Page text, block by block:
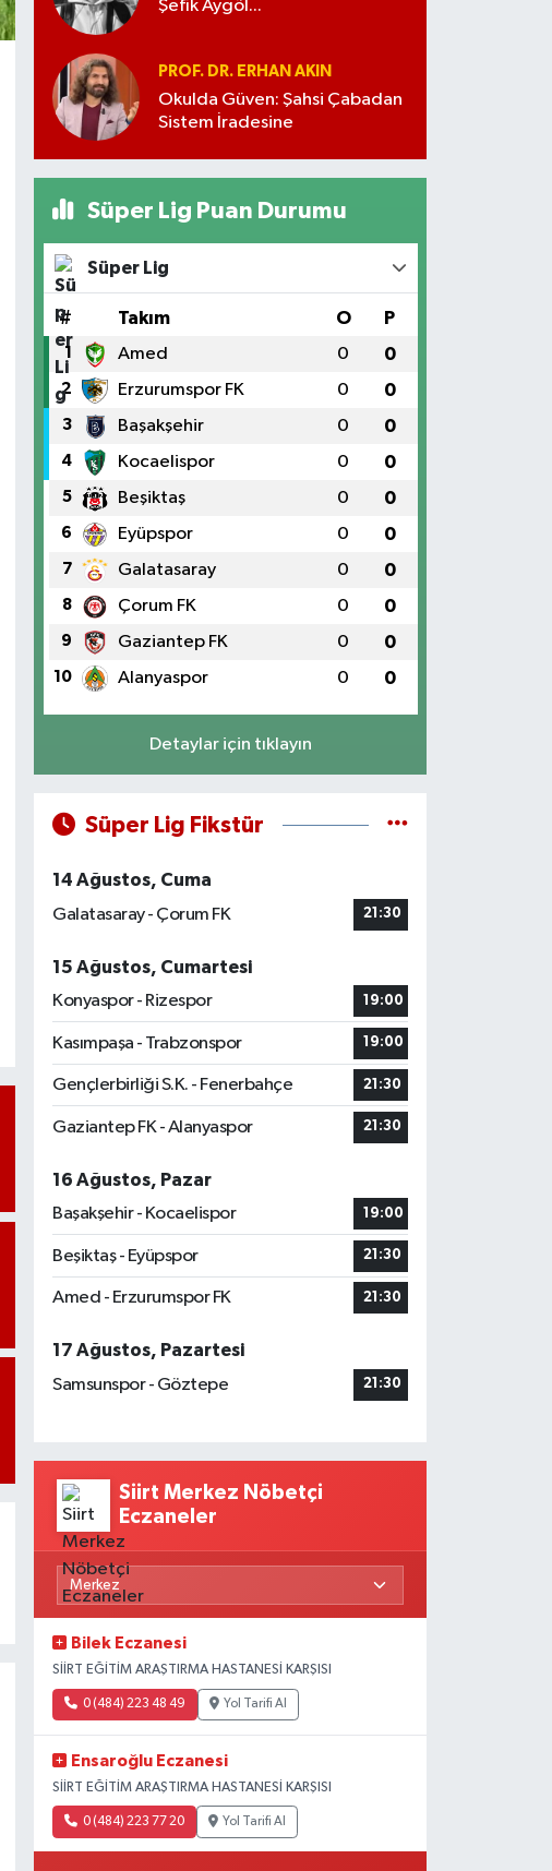
Şefik Aygöl...
PROF. DR. ERHAN AKIN
Okulda Güven: Şahsi Çabadan
Sistem İradesine
Süper Lig Puan Durumu
Süper Lig
# Takım O P
1 Amed 0 0
2 Erzurumspor FK 0 0
3 Başakşehir 0 0
4 Kocaelispor 0 0
5 Beşiktaş 0 0
6 Eyüpspor 0 0
7 Galatasaray 0 0
8 Çorum FK 0 0
9 Gaziantep FK 0 0
10 Alanyaspor 0 0
Detaylar için tıklayın
Süper Lig Fikstür
14 Ağustos, Cuma
Galatasaray - Çorum FK
21:30
15 Ağustos, Cumartesi
Konyaspor - Rizespor
19:00
Kasımpaşa - Trabzonspor 19:00
Gençlerbirliği S.K. - Fenerbahçe 21:30
Gaziantep FK - Alanyaspor 21:30
16 Ağustos, Pazar
Başakşehir - Kocaelispor
19:00
Beşiktaş - Eyüpspor 21:30
Amed - Erzurumspor FK 21:30
17 Ağustos, Pazartesi
Samsunspor - Göztepe
21:30
Siirt Merkez Nöbetçi
Eczaneler
Bilek Eczanesi
SİİRT EĞİTİM ARAŞTIRMA HASTANESİ KARŞISI
0 (484) 223 48 49 Yol Tarifi Al
Ensaroğlu Eczanesi
SİİRT EĞİTİM ARAŞTIRMA HASTANESİ KARŞISI
0 (484) 223 77 20 Yol Tarifi Al